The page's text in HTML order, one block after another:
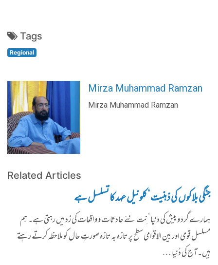
Tags
Regional
Mirza Muhammad Ramzan
Mirza Muhammad Ramzan
Related Articles
جنگی بلاکوں کی ذہنیت‘ کلونیل عہد کا تسلسل ہے
ہمارے گرد و پیش کی دنیا‘ نِت نئے حادثات و واقعات کی زد میں رہتی ہے۔ ہم
مسلسل قومی اور بین الاقوامی سطح پر تازہ بہ تازہ صورتِ حال کو ملاحظہ کرتے رہتے
ہیں۔ آج کی دُنیا …